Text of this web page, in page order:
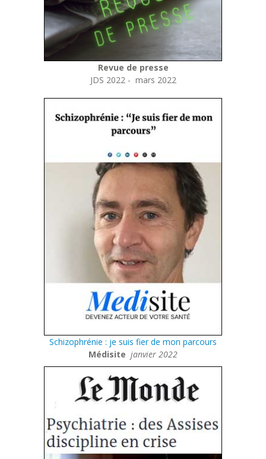
Revue de presse
JDS 2022 - mars 2022
Schizophrénie : je suis fier de mon parcours
Médisite janvier 2022